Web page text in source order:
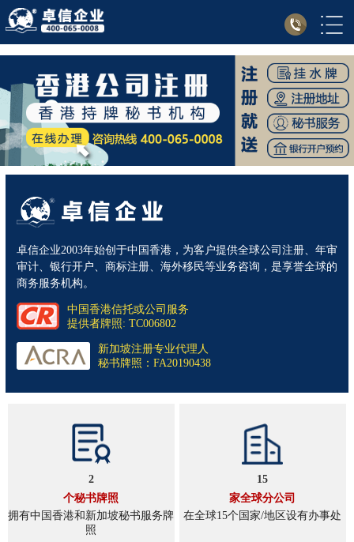
卓信企业2003年始创于中国香港，为客户提供全球公司注册、年审
审计、银行开户、商标注册、海外移民等业务咨询，是享誉全球的
商务服务机构。
中国香港信托或公司服务
提供者牌照: TC006802
新加坡注册专业代理人
秘书牌照：FA20190438
2
个秘书牌照
拥有中国香港和新加坡秘书服务牌
照
15
家全球分公司
在全球15个国家/地区设有办事处